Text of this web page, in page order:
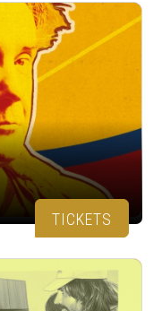
TICKETS